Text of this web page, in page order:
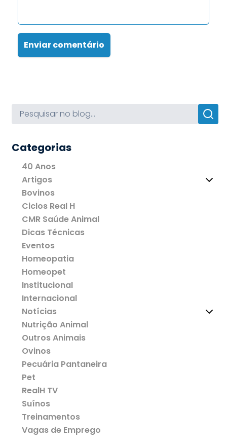
Enviar comentário
Categorias
40 Anos
Artigos
Bovinos
Ciclos Real H
CMR Saúde Animal
Dicas Técnicas
Eventos
Homeopatia
Homeopet
Institucional
Internacional
Notícias
Nutrição Animal
Outros Animais
Ovinos
Pecuária Pantaneira
Pet
RealH TV
Suínos
Treinamentos
Vagas de Emprego